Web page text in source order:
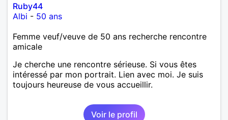
Ruby44
Albi - 50 ans
Femme veuf/veuve de 50 ans recherche rencontre
amicale
Je cherche une rencontre sérieuse. Si vous êtes
intéressé par mon portrait. Lien avec moi. Je suis
toujours heureuse de vous accueillir.
Voir le profil